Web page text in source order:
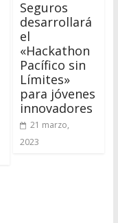
Seguros
desarrollará
el
«Hackathon
Pacífico sin
Límites»
para jóvenes
innovadores
21 marzo,
2023